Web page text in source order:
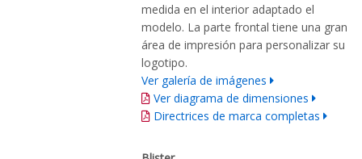
medida en el interior adaptado el
modelo. La parte frontal tiene una gran
área de impresión para personalizar su
logotipo.
Ver galería de imágenes
Ver diagrama de dimensiones
Directrices de marca completas